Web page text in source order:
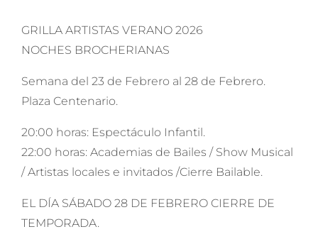
GRILLA ARTISTAS VERANO 2026
NOCHES BROCHERIANAS
Semana del 23 de Febrero al 28 de Febrero.
Plaza Centenario.
20:00 horas: Espectáculo Infantil.
22:00 horas: Academias de Bailes / Show Musical
/ Artistas locales e invitados /Cierre Bailable.
EL DÍA SÁBADO 28 DE FEBRERO CIERRE DE
TEMPORADA.